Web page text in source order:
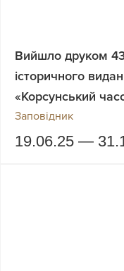
Вийшло друком
історичного
«Корсунський
Заповідник
19.06.25 —